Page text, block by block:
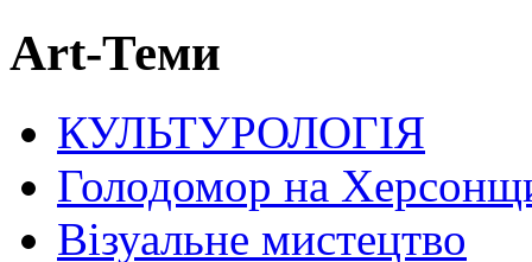
Art-Теми
КУЛЬТУРОЛОГІЯ
Голодомор на
Візуальне мистецтво